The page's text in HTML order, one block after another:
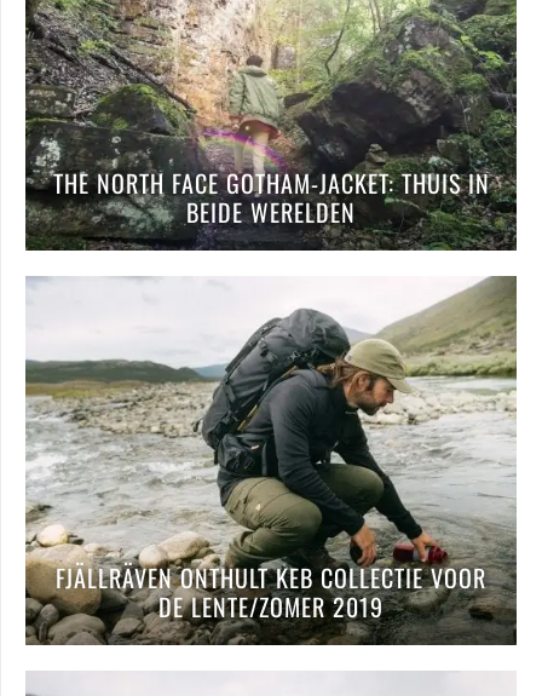
THE NORTH FACE GOTHAM-JACKET: THUIS IN
BEIDE WERELDEN
FJÄLLRÄVEN ONTHULT KEB COLLECTIE VOOR
DE LENTE/ZOMER 2019